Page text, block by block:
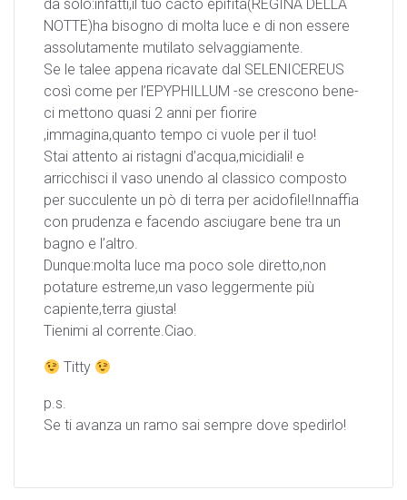
da solo:infatti,il tuo cacto epifita(REGINA DELLA
NOTTE)ha bisogno di molta luce e di non essere
assolutamente mutilato selvaggiamente.
Se le talee appena ricavate dal SELENICEREUS
così come per l’EPYPHILLUM -se crescono bene-
ci mettono quasi 2 anni per fiorire
,immagina,quanto tempo ci vuole per il tuo!
Stai attento ai ristagni d’acqua,micidiali! e
arricchisci il vaso unendo al classico composto
per succulente un pò di terra per acidofile!Innaffia
con prudenza e facendo asciugare bene tra un
bagno e l’altro.
Dunque:molta luce ma poco sole diretto,non
potature estreme,un vaso leggermente più
capiente,terra giusta!
Tienimi al corrente.Ciao.
Titty
p.s.
Se ti avanza un ramo sai sempre dove spedirlo!